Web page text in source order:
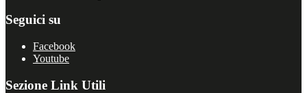
Seguici su
Facebook
Youtube
Sezione Link Utili